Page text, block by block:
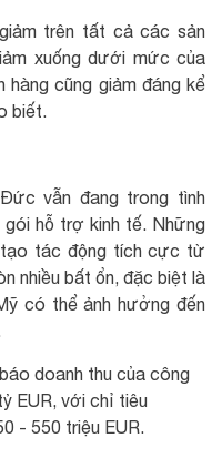
trên tất cả các sản
xuống dưới mức của
hàng cũng giảm đáng kể
biết.
vẫn đang trong tình
hỗ trợ kinh tế. Những
tạo tác động tích cực từ
nhiều bất ổn, đặc biệt là
có thể ảnh hưởng đến
doanh thu của công
EUR, với chỉ tiêu
- 550 triệu EUR.